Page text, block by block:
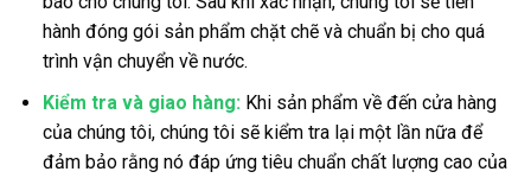
hành đóng gói sản phẩm chặt chẽ và chuẩn bị cho quá
trình vận chuyển về nước.
Kiểm tra và giao hàng: Khi sản phẩm về đến cửa hàng
của chúng tôi, chúng tôi sẽ kiểm tra lại một lần nữa để
đảm bảo rằng nó đáp ứng tiêu chuẩn chất lượng cao của